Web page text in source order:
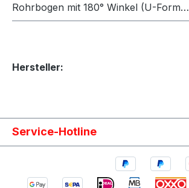
Rohrbogen mit 180° Winkel (U-Form…
Hersteller:
Service-Hotline